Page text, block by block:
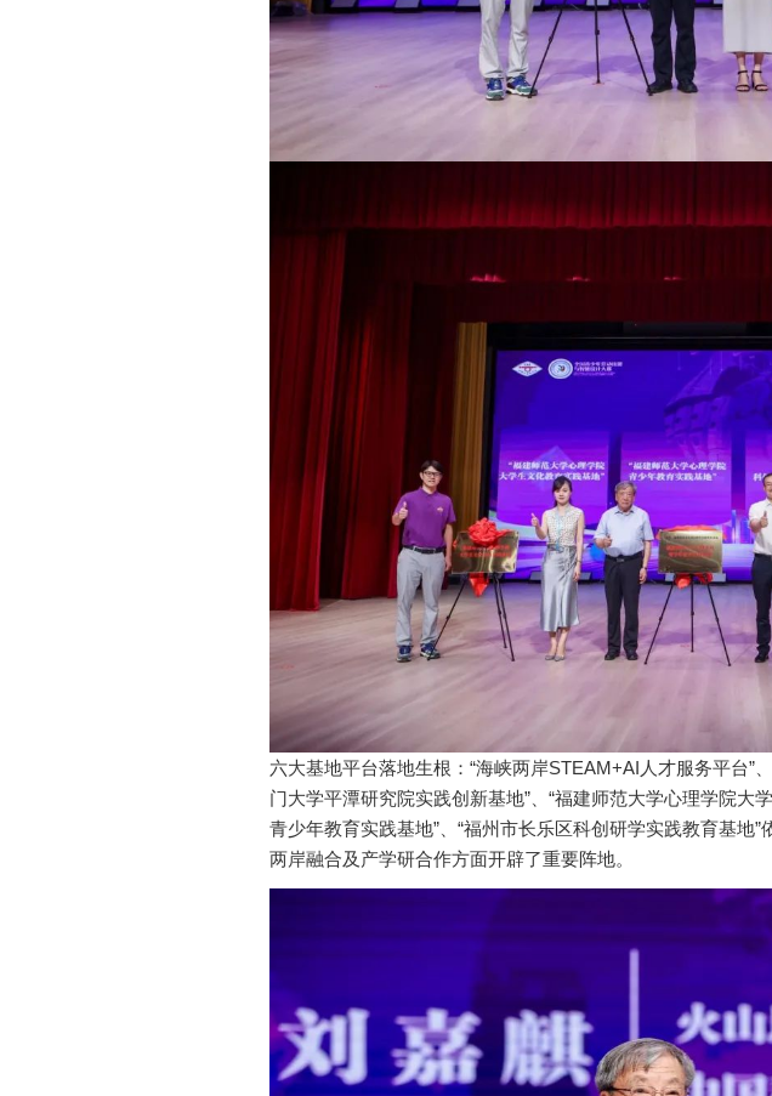
六大基地平台落地生根：“海峡两岸STEAM+AI人才服务平台”
门大学平潭研究院实践创新基地”、“福建师范大学心理学院大
青少年教育实践基地”、“福州市长乐区科创研学实践教育基地
两岸融合及产学研合作方面开辟了重要阵地。